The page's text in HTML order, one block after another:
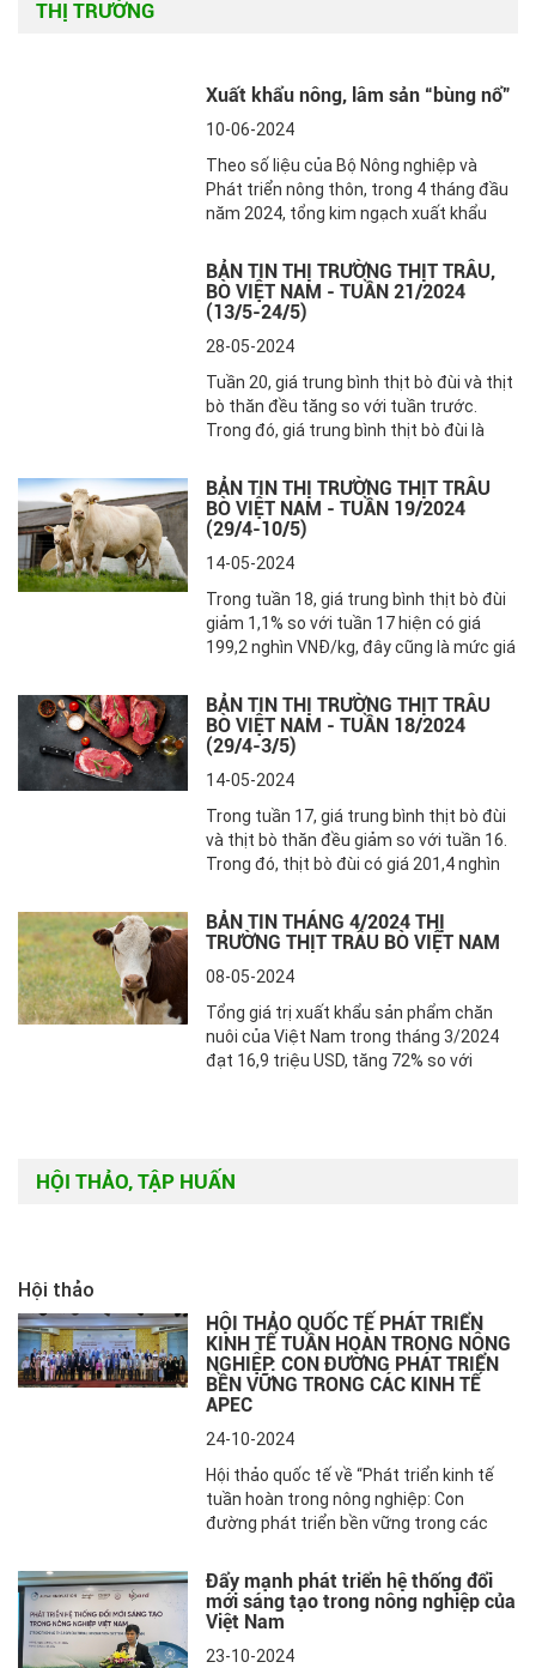
THỊ TRƯỜNG
Xuất khẩu nông, lâm sản “bùng nổ”
10-06-2024
Theo số liệu của Bộ Nông nghiệp và
Phát triển nông thôn, trong 4 tháng đầu
năm 2024, tổng kim ngạch xuất khẩu
tăng 24% so với cùng kỳ năm trước.
Đáng chú ý, các mặt hàng cà phê, rau
quả, gạo, gỗ và sản phẩm gỗ đang “bùng
-54%...
BẢN TIN THỊ TRƯỜNG THỊT TRÂU,
BÒ VIỆT NAM - TUẦN 21/2024
(13/5-24/5)
28-05-2024
Tuần 20, giá trung bình thịt bò đùi và thịt
bò thăn đều tăng so với tuần trước.
Trong đó, giá trung bình thịt bò đùi là
tuần 19. Giá trung bình thịt bò thăn là
233 nghìn VNĐ/kg tăng mạnh 13,5% so
với tuần 19, giá trung bình thịt bò hơi cả
với tuần trước đó. Trong tuần 21, giá thịt
bò Việt Nam có biến động nhẹ tại siêu
thị Go và ổn định tại các siêu thị khác,
mức giá bán thịt bò Úc vẫn duy trì ổn
BẢN TIN THỊ TRƯỜNG THỊT TRÂU
BÒ VIỆT NAM - TUẦN 19/2024
(29/4-10/5)
14-05-2024
Trong tuần 18, giá trung bình thịt bò đùi
giảm 1,1% so với tuần 17 hiện có giá
199,2 nghìn VNĐ/kg, đây cũng là mức giá
trong tuần này, giá trung bình thịt bò
thăn tăng 1,4% so với tuần trước đó
hiện ở mức 224,2 nghìn VNĐ/kg. Giá
nghìn VNĐ/kg, tăng 0,8% so với tuần
trước đó.
BẢN TIN THỊ TRƯỜNG THỊT TRÂU
BÒ VIỆT NAM - TUẦN 18/2024
(29/4-3/5)
14-05-2024
Trong tuần 17, giá trung bình thịt bò đùi
và thịt bò thăn đều giảm so với tuần 16.
Trong đó, thịt bò đùi có giá 201,4 nghìn
221,2 nghìn VNĐ/kg, giảm 1,9%. Giá trung
bình thịt bò hơi là 82,5 nghìn VNĐ/kg
Theo thương lái tại các địa phương,
trong tuần 17, giá bò hơi các loại giảm
nhẹ từ 2-5 nghìn VNĐ/kg so với tuần
trước đó. Giá bò hơi ở miền Bắc thường
BẢN TIN THÁNG 4/2024 THỊ
TRƯỜNG THỊT TRÂU BÒ VIỆT NAM
08-05-2024
Tổng giá trị xuất khẩu sản phẩm chăn
nuôi của Việt Nam trong tháng 3/2024
đạt 16,9 triệu USD, tăng 72% so với
với tháng trước và tăng 12% so với cùng
lạnh, trị giá lần lượt là 6,3 triệu USD và
6,7 triệu USD, là những mặt hàng nhập
khẩu hàng đầu.
HỘI THẢO, TẬP HUẤN
Hội thảo
HỘI THẢO QUỐC TẾ PHÁT TRIỂN
KINH TẾ TUẦN HOÀN TRONG NÔNG
NGHIỆP: CON ĐƯỜNG PHÁT TRIỂN
BỀN VỮNG TRONG CÁC KINH TẾ
APEC
24-10-2024
Hội thảo quốc tế về “Phát triển kinh tế
tuần hoàn trong nông nghiệp: Con
đường phát triển bền vững trong các
và Chiến lược phát triển nông nghiệp
nông thôn (PTNNNT), Vụ Hợp tác Quốc
tế và Ban thư ký Tổ chức hợp tác kinh tế
Đẩy mạnh phát triển hệ thống đổi
mới sáng tạo trong nông nghiệp của
Việt Nam
23-10-2024